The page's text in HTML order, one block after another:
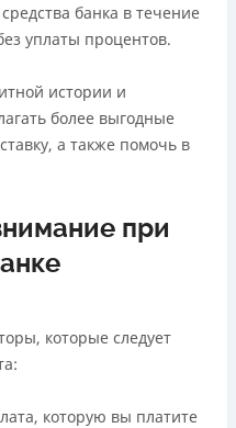
банка в течение
уплаты процентов.
истории и
более выгодные
а также помочь в
при
которые следует
которую вы платите